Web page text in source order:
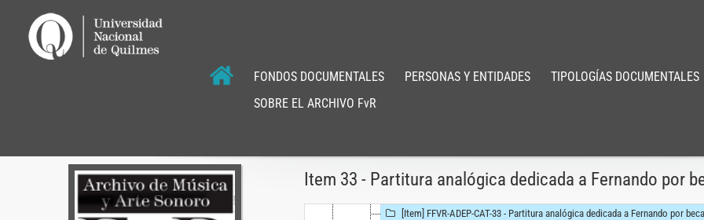
FONDOS DOCUMENTALES PERSONAS Y ENTIDADES TIPOLOGÍAS DOCUMENTALES
SOBRE EL ARCHIVO FvR
Item 33 - Partitura analógica dedicada a Fernando por
[Item] FFVR-ADEP-CAT-19 - Proyecto Laboratorio Accionado por camara de
[Item] FFVR-ADEP-CAT-30 - Proyecto camara TV., [196-]
[Item] FFVR-ADEP-CAT-31 - Encendido Catalina, [196-]
[Item] FFVR-ADEP-CAT-33 - Partitura analógica dedicada a Fernando por